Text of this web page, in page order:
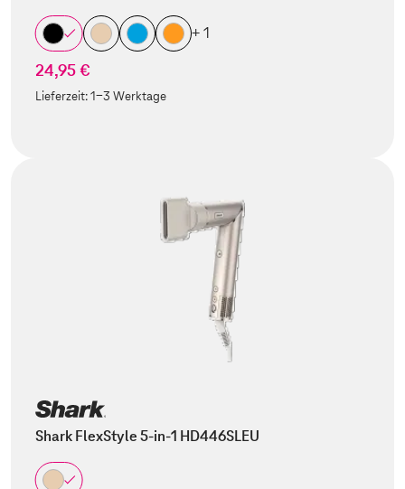
+ 1
24,95 €
Lieferzeit:1-3 Werktage
Shark FlexStyle 5-in-1 HD446SLEU